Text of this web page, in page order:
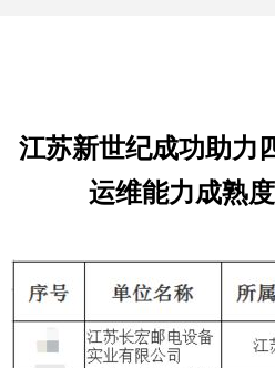
江苏新世纪成功助力
运维能力成熟